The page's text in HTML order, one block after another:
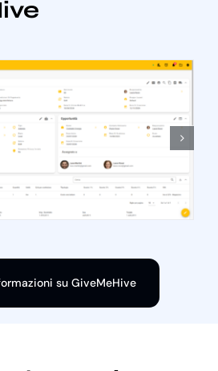
su GiveMeHive